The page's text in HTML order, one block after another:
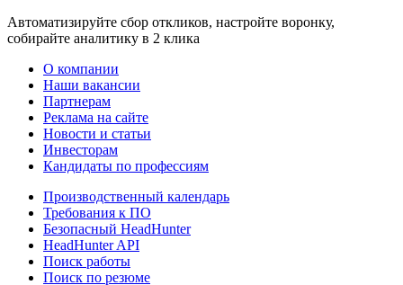
Автоматизируйте сбор откликов, настройте воронку,
собирайте аналитику в 2 клика
О компании
Наши вакансии
Партнерам
Реклама на сайте
Новости и статьи
Инвесторам
Кандидаты по профессиям
Производственный календарь
Требования к ПО
Безопасный HeadHunter
HeadHunter API
Поиск работы
Поиск по резюме